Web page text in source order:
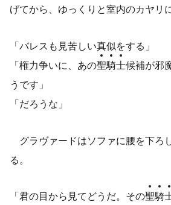
げてから、ゆっくりと室内のカヤリ
「バレスも見苦しい真似をする」
「権力争いに、あの聖騎士候補が邪
うです」
「だろうな」
グラヴァードはソファに腰を下ろ
る。
「君の目から見てどうだ。その聖騎